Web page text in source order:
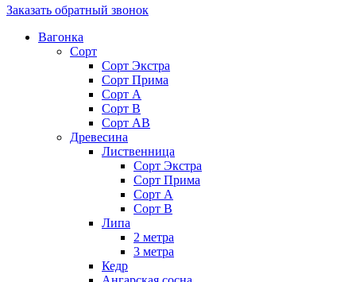
Заказать обратный звонок
Вагонка
Сорт
Сорт Экстра
Сорт Прима
Сорт A
Сорт В
Сорт AB
Древесина
Лиственница
Сорт Экстра
Сорт Прима
Сорт А
Сорт В
Липа
2 метра
3 метра
Кедр